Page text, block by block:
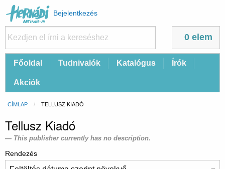
Felhasználói
fiók
menüje
Bejelentkezés
0 elem
FőFőoldal Tudnivalók Katalógus Írók
Akciók
Morzsa
CÍMLAP CURRENT:
TELLUSZ KIADÓ
Tellusz Kiadó
This publisher currently has no description.
Rendezés